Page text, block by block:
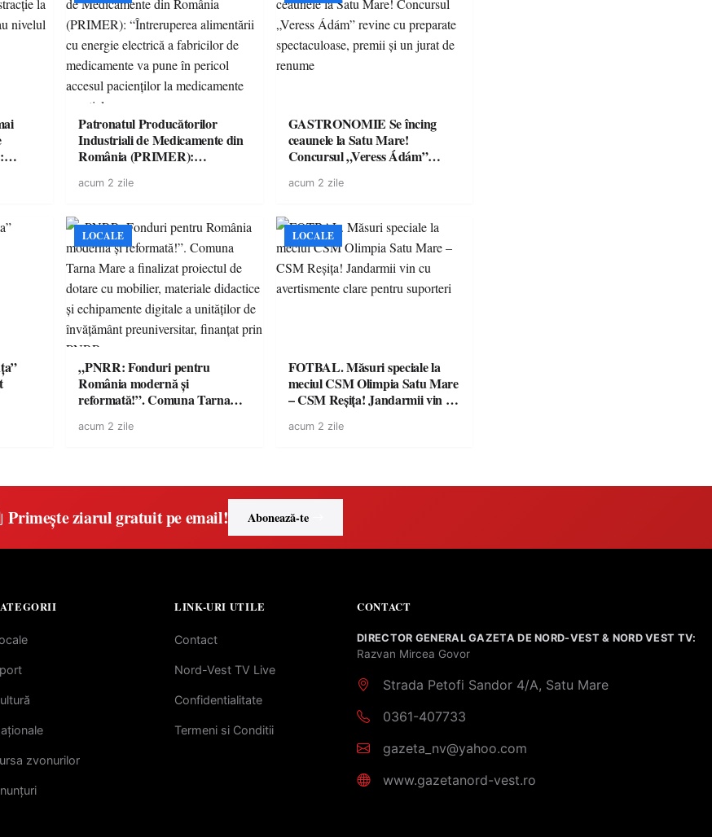
Patronatul Producătorilor
Industriali de Medicamente din
România (PRIMER):
energie electrică a fabricilor de
accesul pacienților la
medicamente esențiale
acum 2 zile
GASTRONOMIE Se încing
ceaunele la Satu Mare!
Concursul „Veress Ádám”
spectaculoase, premii și un jurat
acum 2 zile
LOCALE
„PNRR: Fonduri pentru
România modernă și
reformată!”. Comuna Tarna
dotare cu mobilier, materiale
acum 2 zile
LOCALE
FOTBAL. Măsuri speciale la
meciul CSM Olimpia Satu Mare
– CSM Reșița! Jandarmii vin cu
suporteri
acum 2 zile
Primește ziarul gratuit pe email! Abonează-te
zvonurilor
LINK-URI UTILE
Contact
Nord-Vest TV Live
Confidentialitate
Termeni si Conditii
CONTACT
DIRECTOR GENERAL GAZETA DE NORD-VEST & NORD VEST TV:
Razvan Mircea Govor
Strada Petofi Sandor 4/A, Satu Mare
0361-407733
gazeta_nv@yahoo.com
www.gazetanord-vest.ro